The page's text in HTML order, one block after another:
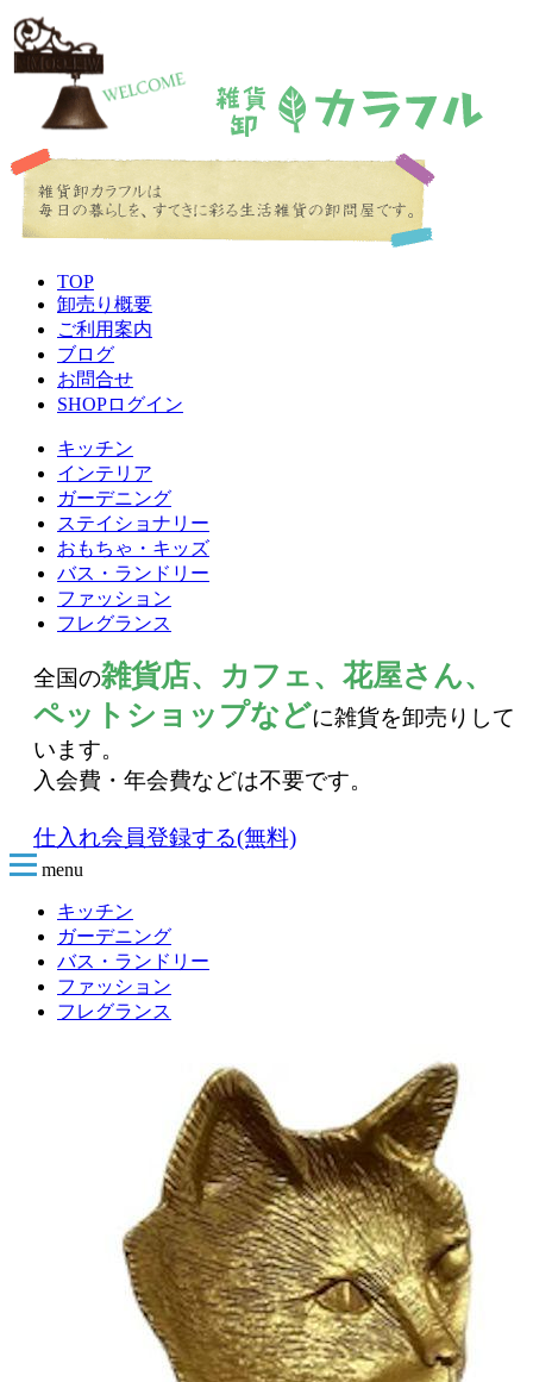
TOP
卸売り概要
ご利用案内
ブログ
お問合せ
SHOPログイン
キッチン
インテリア
ガーデニング
ステイショナリー
おもちゃ・キッズ
バス・ランドリー
ファッション
フレグランス
全国の雑貨店、カフェ、花屋さん、
ペットショップなどに雑貨を卸売りして
います。
入会費・年会費などは不要です。
仕入れ会員登録する(無料)
menu
キッチン
ガーデニング
バス・ランドリー
ファッション
フレグランス